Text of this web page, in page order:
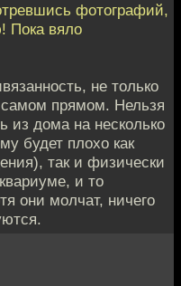
фотографий,
Пока вяло
не только
прямом. Нельзя
из дома на несколько
будет плохо как
так и физически
и то
они молчат, ничего